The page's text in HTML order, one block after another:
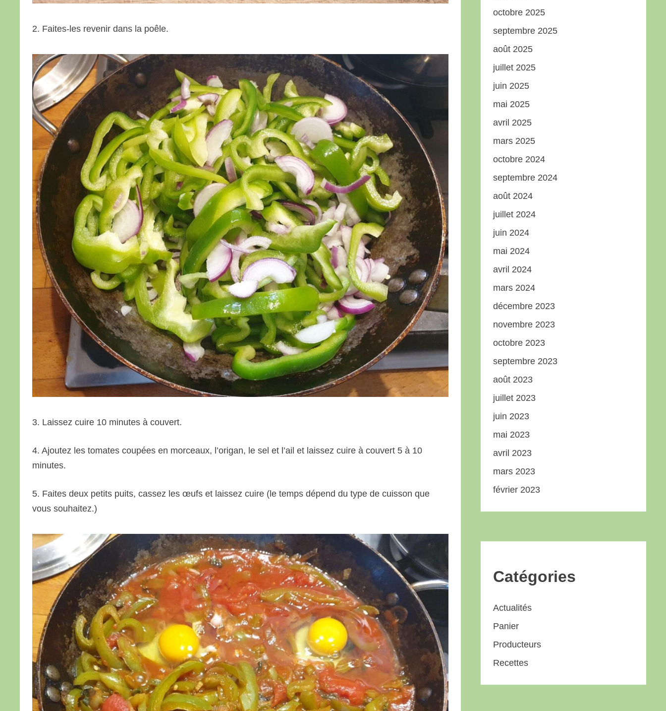
2. Faites-les revenir dans la poêle.
3. Laissez cuire 10 minutes à couvert.
4. Ajoutez les tomates coupées en morceaux, l’origan, le sel et l’ail et laissez cuire à couvert 5 à 10
minutes.
5. Faites deux petits puits, cassez les œufs et laissez cuire (le temps dépend du type de cuisson que
vous souhaitez.)
octobre 2025
septembre 2025
août 2025
juillet 2025
juin 2025
mai 2025
avril 2025
mars 2025
octobre 2024
septembre 2024
août 2024
juillet 2024
juin 2024
mai 2024
avril 2024
mars 2024
décembre 2023
novembre 2023
octobre 2023
septembre 2023
août 2023
juillet 2023
juin 2023
mai 2023
avril 2023
mars 2023
février 2023
Catégories
Actualités
Panier
Producteurs
Recettes